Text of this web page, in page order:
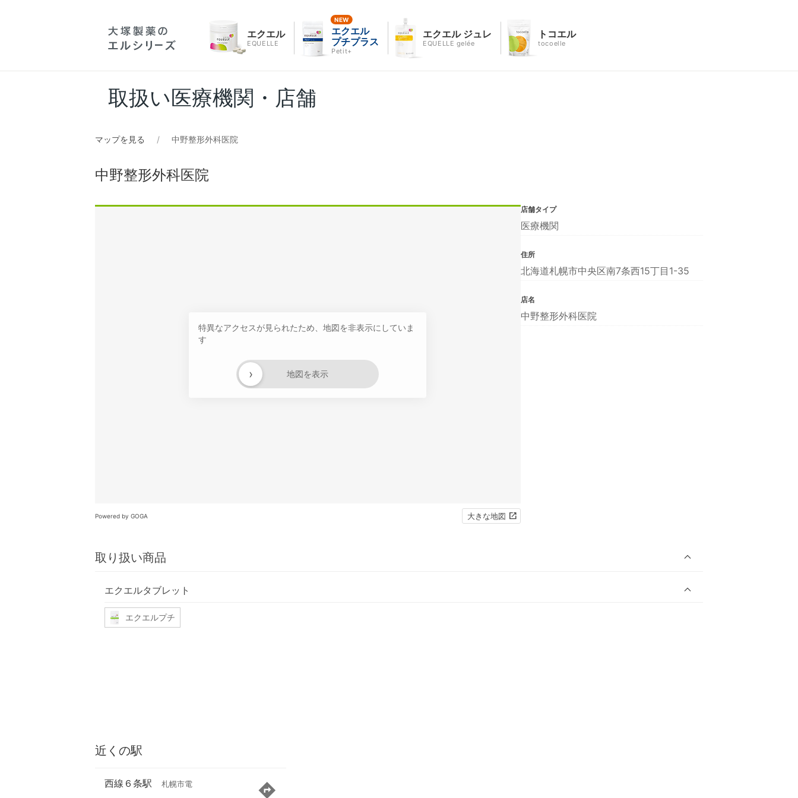
エクエル
EQUELLE
エクエル
プチプラス
Petit+
エクエル ジュレ
EQUELLE gelée
トコエル
tocoelle
取扱い医療機関・店舗
マップを見る 中野整形外科医院
中野整形外科医院
特異なアクセスが見られたため、地図を非表示にしていま
す
地図を表示
›
Powered by GOGA 大きな地図
取り扱い商品
エクエルタブレット
エクエルプチ
店舗タイプ
医療機関
住所
北海道札幌市中央区南7条西15丁目1-35
店名
中野整形外科医院
近くの駅
西線６条駅 札幌市電